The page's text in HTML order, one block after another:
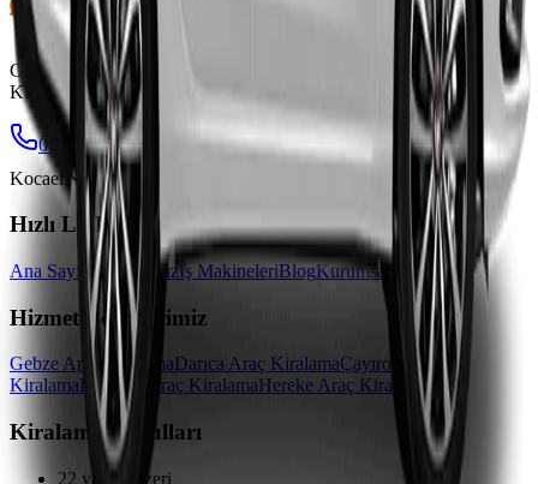
Gebze ve çevresinde güvenilir, uygun fiyatlı araç kiralama hizmeti.
Kurumsal ve bireysel müşterilerimize özel fırsatlar sunuyoruz.
0542 542 03 04 info@gebzearackiralama.com
Gebze,
Kocaeli
Her gün 09:00 - 21:00
Hızlı Linkler
Ana Sayfa Araçlarımızİş MakineleriBlogKurumsal İletişim
Hizmet Bölgelerimiz
Gebze Araç KiralamaDarıca Araç KiralamaÇayırova
Araç
KiralamaDilovası Araç KiralamaHereke Araç Kiralama
Kiralama Koşulları
22 yaş ve üzeri